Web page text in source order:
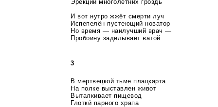
Эрекций многолетних гроздь
И вот нутро жжёт смерти луч
Испепелён пустеющий новатор
Но время — наилучший врач —
Пробоину заделывает ватой
3
В мертвецкой тьме плацкарта
На полке выставлен живот
Выталкивает пищевод
Глотки́ парного храпа